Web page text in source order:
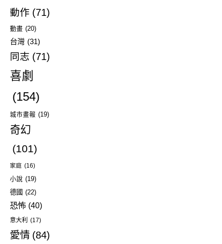
動作 (71)
動畫 (20)
台灣 (31)
同志 (71)
喜劇
(154)
城市畫報 (19)
奇幻
(101)
家庭 (16)
小說 (19)
德國 (22)
恐怖 (40)
意大利 (17)
愛情 (84)